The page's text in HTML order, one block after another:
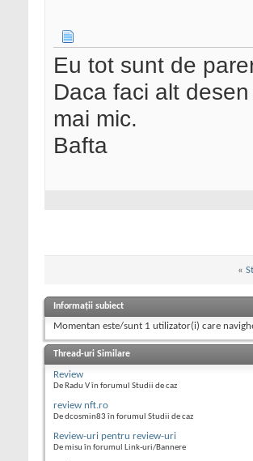
Eu tot sunt de
Daca faci alt
mai mic.
Bafta
«
Informații subiect
Momentan este/sunt 1 utilizator(i) care
Thread-uri Similare
Review
De Radu V în forumul Studii de caz
review nft.ro
De dcosmin83 în forumul Studii de caz
Review-uri pentru review-uri
De misu în forumul Link-uri/Bannere